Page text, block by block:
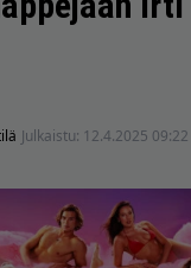
Julkaistu: 12.4.2025 09:22